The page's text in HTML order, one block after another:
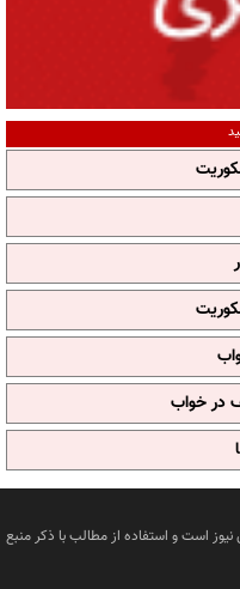
در خواب
است و استفاده از مطالب با ذکر منبع